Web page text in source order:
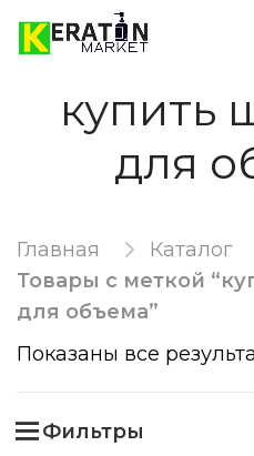
купить
для
Главная
Каталог
Товары с меткой
для объема”
Показаны все
Фильтры